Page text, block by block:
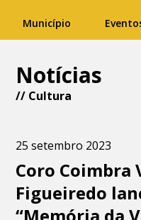
Município
Notícias
// Cultura
25 setembro 2023
Coro Coimbra
Figueiredo